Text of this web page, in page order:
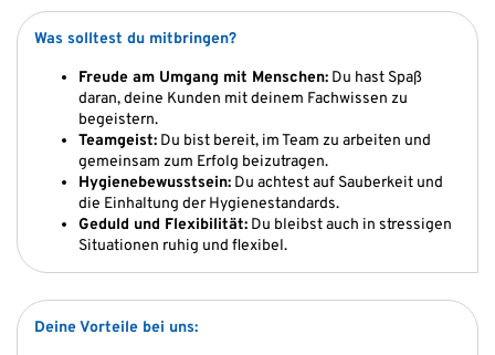
Was solltest du mitbringen?
Freude am Umgang mit Menschen: Du hast Spaß
daran, deine Kunden mit deinem Fachwissen zu
begeistern.
Teamgeist: Du bist bereit, im Team zu arbeiten und
gemeinsam zum Erfolg beizutragen.
Hygienebewusstsein: Du achtest auf Sauberkeit und
die Einhaltung der Hygienestandards.
Geduld und Flexibilität: Du bleibst auch in stressigen
Situationen ruhig und flexibel.
Deine Vorteile bei uns: